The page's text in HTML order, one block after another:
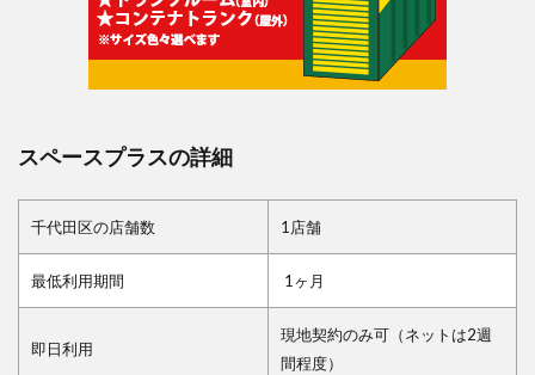
スペースプラスの詳細
千代田区の店舗数 1店舗
最低利用期間 1ヶ月
即日利用
現地契約のみ可（ネットは2週
間程度）